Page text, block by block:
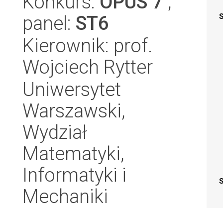
panel: ST6
Kierownik: prof.
Wojciech Rytter
Uniwersytet
Warszawski,
Wydział
Matematyki,
Informatyki i
Mechaniki